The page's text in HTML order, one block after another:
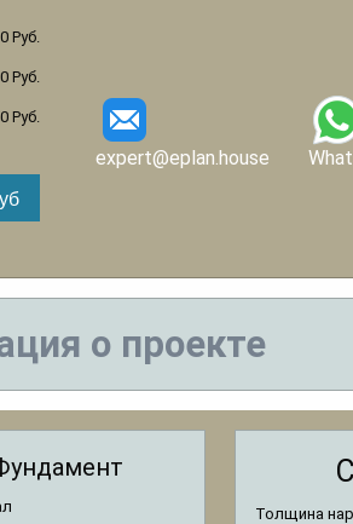
Руб.
Руб.
Руб.
expert@eplan.house
о проекте
Толщина